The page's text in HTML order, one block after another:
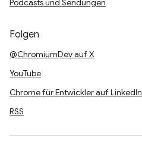
Podcasts und Sendungen
Folgen
@ChromiumDev auf X
YouTube
Chrome für Entwickler auf LinkedIn
RSS